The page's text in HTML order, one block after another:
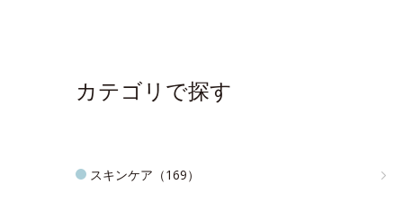
カテゴリで探す
スキンケア（169）